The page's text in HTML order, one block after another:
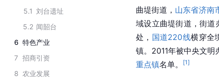
5.1 刘台遗址
5.2 闻韶台
6 特色产业
7 招商引资
8 农业发展
曲堤街道， 山东省济南
域设立曲堤街道，街道
处， 国道220线横穿全
镇。2011年被中央文
重点镇名单。 [1]